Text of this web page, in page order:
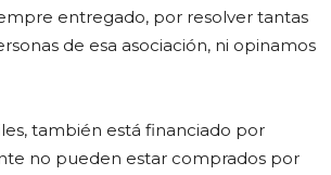
entregado, por resolver tantas
de esa asociación, ni opinamos
también está financiado por
no pueden estar comprados por